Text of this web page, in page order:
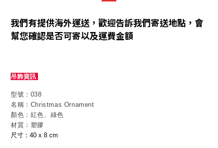
我們有提供海外運送，歡迎告訴我們寄送地點，會
幫您確認是否可寄以及運費金額
吊飾資訊
型號：038
名稱： Christmas Ornament
顏色：紅色、綠色
材質：塑膠
尺寸：40 x 8 cm